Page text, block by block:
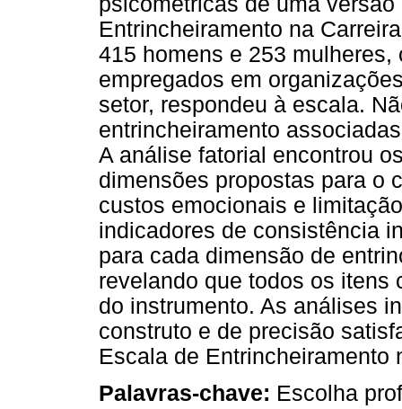
Entrincheiramento na
415 homens e 253
empregados em
setor, respondeu à escala.
entrincheiramento
A análise fatorial encontrou
dimensões propostas para o
custos emocionais e
indicadores de consistência
para cada dimensão de
revelando que todos os itens
do instrumento. As análises
construto e de precisão
Escala de Entrincheiramento
Palavras-chave: Escolha